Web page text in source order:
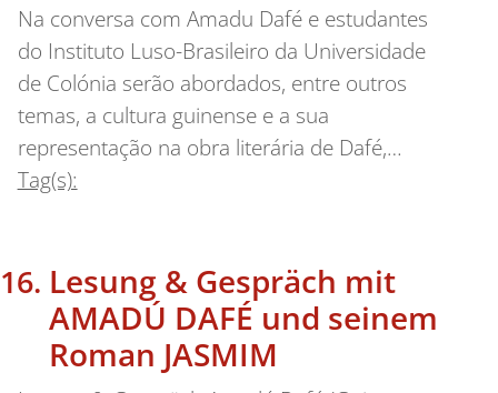
Na conversa com Amadu Dafé e estudantes
do Instituto Luso-Brasileiro da Universidade
de Colónia serão abordados, entre outros
temas, a cultura guinense e a sua
representação na obra literária de Dafé,…
Tag(s):
Lesung & Gespräch mit
AMADÚ DAFÉ und seinem
Roman JASMIM